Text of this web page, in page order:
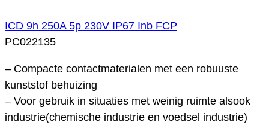
ICD 9h 250A 5p 230V IP67 Inb FCP
PC022135
– Compacte contactmaterialen met een robuuste
kunststof behuizing
– Voor gebruik in situaties met weinig ruimte alsook
industrie(chemische industrie en voedsel industrie)